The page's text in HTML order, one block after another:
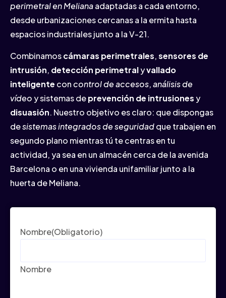
perimetral en Melianaadaptadas a cada entorno,
desde urbanizaciones cercanas a la ermita hasta
espacios industriales junto a la V-21.
Combinamoscámaras perimetrales,sensores de
intrusión, detección perimetralyvallado
inteligente concontrol de accesos,análisis de
vídeoy sistemas deprevención de intrusionesy
disuasión. Nuestro objetivo es claro: que dispongas
desistemas integrados de seguridadque trabajen en
segundo plano mientras tú te centras en tu
actividad, ya sea en un almacén cerca de la avenida
Barcelona o en una vivienda unifamiliar junto a la
huerta de Meliana.
Nombre(Obligatorio)
Nombre